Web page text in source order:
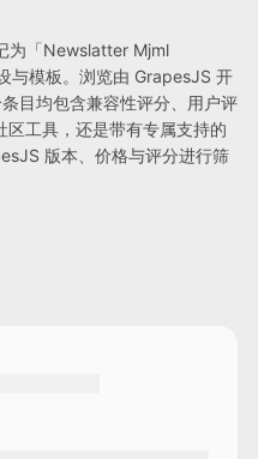
为「Newslatter Mjml
与模板。浏览由 GrapesJS 开
目均包含兼容性评分、用户评
工具，还是带有专属支持的
版本、价格与评分进行筛